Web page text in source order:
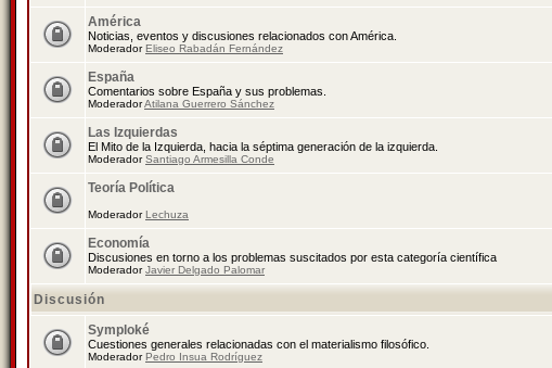
América
Noticias, eventos y discusiones relacionados con América.
ModeradorEliseo Rabadán Fernández
España
Comentarios sobre España y sus problemas.
ModeradorAtilana Guerrero Sánchez
Las Izquierdas
El Mito de la Izquierda, hacia la séptima generación de la izquierda.
ModeradorSantiago Armesilla Conde
Teoría Política
ModeradorLechuza
Economía
Discusiones en torno a los problemas suscitados por esta categoría científica
ModeradorJavier Delgado Palomar
Discusión
Symploké
Cuestiones generales relacionadas con el materialismo filosófico.
ModeradorPedro Insua Rodríguez